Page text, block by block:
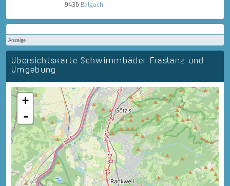
9436 Balgach
Anzeige
Übersichtskarte Schwimmbäder Frastanz und
Umgebung
+
-